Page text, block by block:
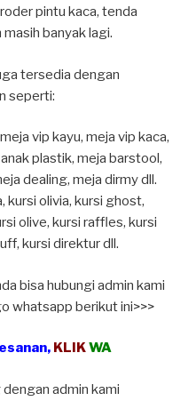
pintu kaca, tenda
banyak lagi.
tersedia dengan
seperti:
vip kayu, meja vip kaca,
plastik, meja barstool,
dealing, meja dirmy dll.
kursi olivia, kursi ghost,
olive, kursi raffles, kursi
kursi direktur dll.
bisa hubungi admin kami
whatsapp berikut ini>>>
KLIKWA
admin kami